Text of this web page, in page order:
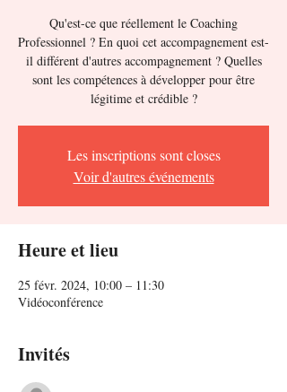
Qu'est-ce que réellement le Coaching
Professionnel ? En quoi cet accompagnement est-
il différent d'autres accompagnement ? Quelles
sont les compétences à développer pour être
légitime et crédible ?
Les inscriptions sont closes
Voir d'autres événements
Heure et lieu
25 févr. 2024, 10:00 – 11:30
Vidéoconférence
Invités